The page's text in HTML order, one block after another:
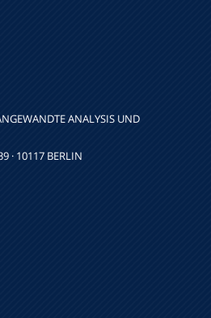
ANALYSIS UND S
· 10117 BERLIN